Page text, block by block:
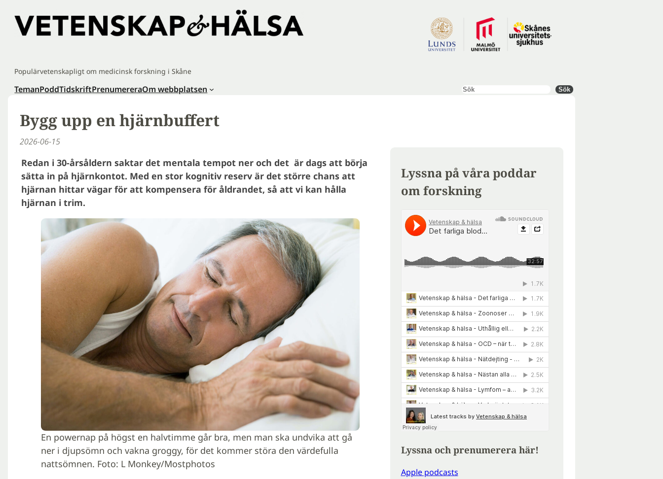
innehåll
Populärvetenskapligt om medicinsk forskning i Skåne
TemanPoddTidskriftPrenumereraOm webbplatsen Sök Sök
Bygg upp en hjärnbuffert
2026-06-15
Redan i 30-årsåldern saktar det mentala tempot ner och det är dags att börja
sätta in på hjärnkontot. Med en stor kognitiv reserv är det större chans att
hjärnan hittar vägar för att kompensera för åldrandet, så att vi kan hålla
hjärnan i trim.
En powernap på högst en halvtimme går bra, men man ska undvika att gå
ner i djupsömn och vakna groggy, för det kommer störa den värdefulla
nattsömnen. Foto: L Monkey/Mostphotos
Lyssna på våra poddar
om forskning
Lyssna och prenumerera här!
Apple podcasts